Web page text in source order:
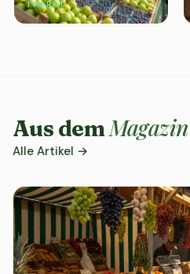
1 MARKT
Aus demMagazin
Alle Artikel →